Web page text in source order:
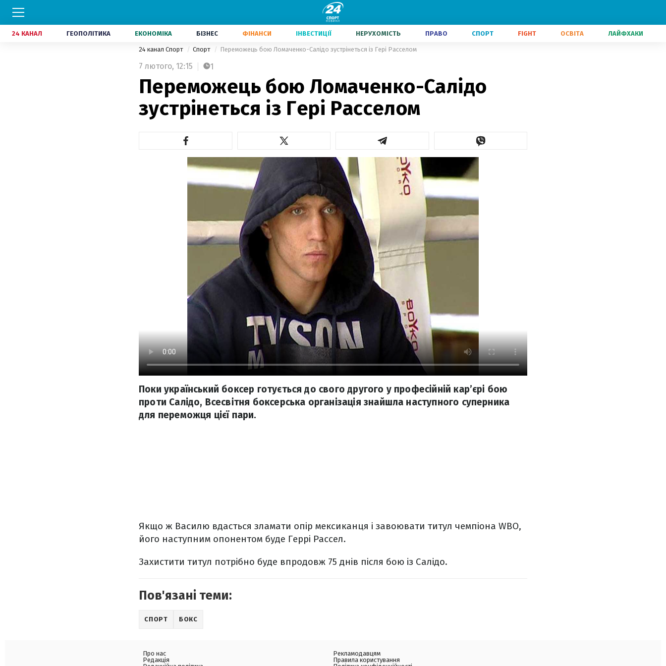
24 КАНАЛ ГЕОПОЛІТИКА ЕКОНОМІКА БІЗНЕС ФІНАНСИ ІНВЕСТИЦІЇ НЕРУХОМІСТЬ ПРАВО СПОРТ FIGHT ОСВІТА ЛАЙФХАКИ
24 канал Спорт Спорт Переможець бою Ломаченко-Салідо зустрінеться із Гері Расселом
7 лютого, 12:15 1
Переможець бою Ломаченко-Салідо
зустрінеться із Гері Расселом
Поки український боксер готується до свого другого у професійній кар’єрі бою
проти Салідо, Всесвітня боксерська організація знайшла наступного суперника
для переможця цієї пари.
Якщо ж Василю вдасться зламати опір мексиканця і завоювати титул чемпіона WBO,
його наступним опонентом буде Геррі Рассел.
Захистити титул потрібно буде впродовж 75 днів після бою із Салідо.
Пов'язані теми:
СПОРТ БОКС
Про нас
Редакція
Рекламодавцям
Правила користування